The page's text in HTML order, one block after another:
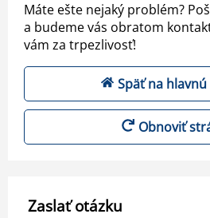
Máte ešte nejaký problém?
a budeme vás obratom
vám za trpezlivosť!
Späť na
Obnoviť
Zaslať otázku